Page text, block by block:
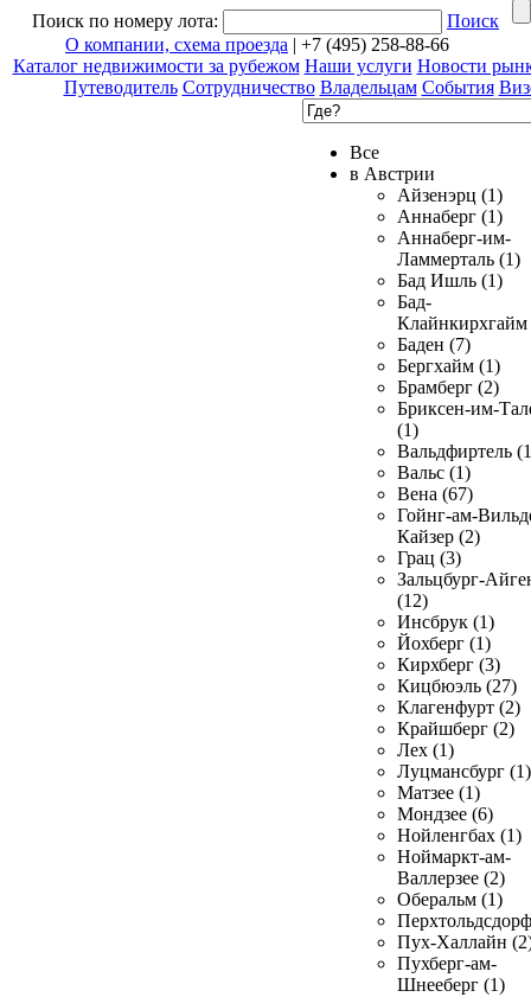
Поиск по номеру лота:
Поиск
О компании, схема проезда | +7 (495) 258-88-66
Каталог недвижимости за рубежом Наши услуги Новости
Путеводитель Сотрудничество Владельцам События
Все
в Австрии
Айзенэрц (1)
Аннаберг (1)
Аннаберг-им-
Ламмерталь (1)
Бад Ишль (1)
Бад-
Клайнкирхгайм
Баден (7)
Бергхайм (1)
Брамберг (2)
Бриксен-им-
(1)
Вальдфиртель
Вальс (1)
Вена (67)
Гойнг-ам-
Кайзер (2)
Грац (3)
Зальцбург-
(12)
Инсбрук (1)
Йохберг (1)
Кирхберг (3)
Кицбюэль (27)
Клагенфурт (2)
Крайшберг (2)
Лех (1)
Луцмансбург (1)
Матзее (1)
Мондзее (6)
Нойленгбах (1)
Ноймаркт-ам-
Валлерзее (2)
Оберальм (1)
Пух-Халлайн
Пухберг-ам-
Шнееберг (1)